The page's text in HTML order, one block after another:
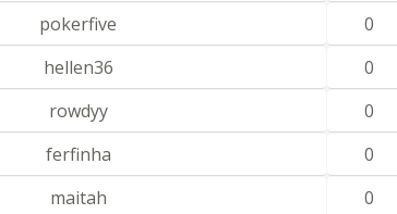
pokerfive 0
hellen36 0
rowdyy 0
ferfinha 0
maitah 0